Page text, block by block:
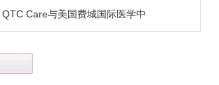
QTC Care与美国费城国际医学中